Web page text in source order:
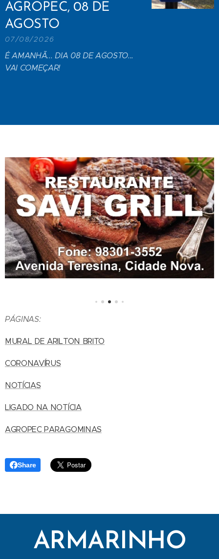
AGROPEC, 08 DE
AGOSTO
07/08/2026
É AMANHÃ... DIA 08 DE AGOSTO...
VAI COMEÇAR!
PÁGINAS:
MURAL DE ARILTON BRITO
CORONAVÍRUS
NOTÍCIAS
LIGADO NA NOTÍCIA
AGROPEC PARAGOMINAS
Share
ARMARINHO